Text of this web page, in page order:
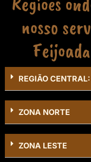
nosso
REGIÃO CENTRAL:
ZONA NORTE
ZONA LESTE